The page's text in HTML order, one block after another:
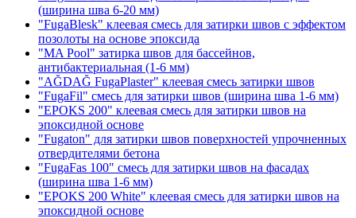
(ширина шва 6-20 мм)
"FugaBlesk" клеевая смесь для затирки швов с эффектом
позолоты на основе эпоксида
"MA Pool" затирка швов для бассейнов,
антибактериальная (1-6 мм)
"AĞDAĞ FugaPlaster" клеевая смесь затирки швов
"FugaFil" смесь для затирки швов (ширина шва 1-6 мм)
"EPOKS 200" клеевая смесь для затирки швов на
эпоксидной основе
"Fugaton" для затирки швов поверхностей упрочненных
отвердителями бетона
"FugaFas 100" смесь для затирки швов на фасадах
(ширина шва 1-6 мм)
"EPOKS 200 White" клеевая смесь для затирки швов на
эпоксидной основе